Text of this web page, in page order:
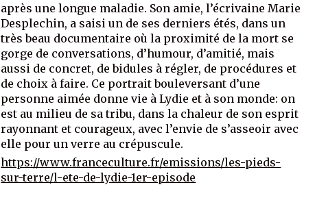
après une longue maladie. Son amie, l’écrivaine Marie
Desplechin, a saisi un de ses derniers étés, dans un
très beau documentaire où la proximité de la mort se
gorge de conversations, d’humour, d’amitié, mais
aussi de concret, de bidules à régler, de procédures et
de choix à faire. Ce portrait bouleversant d’une
personne aimée donne vie à Lydie et à son monde: on
est au milieu de sa tribu, dans la chaleur de son esprit
rayonnant et courageux, avec l’envie de s’asseoir avec
elle pour un verre au crépuscule.
https://www.franceculture.fr/emissions/les-pieds-
sur-terre/l-ete-de-lydie-1er-episode